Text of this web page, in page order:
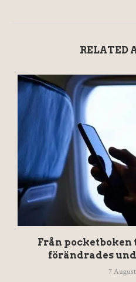
RELATED
Från
förändrades
7